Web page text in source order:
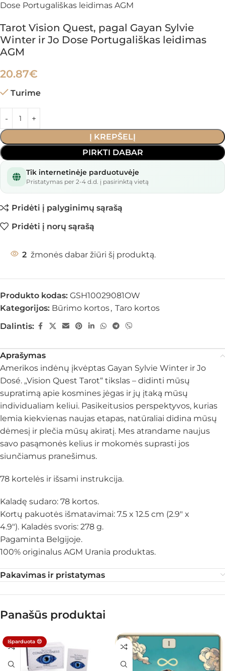
Dose Portugališkas leidimas AGM
Tarot Vision Quest, pagal Gayan Sylvie
Winter ir Jo Dose Portugališkas leidimas
AGM
20.87€
Turime
Į KREPŠELĮ
PIRKTI DABAR
Tik internetinėje parduotuvėje
Pristatymas per 2-4 d.d. į pasirinktą vietą
Pridėti į palyginimų sąrašą
Pridėti į norų sąrašą
2 žmonės dabar žiūri šį produktą.
Produkto kodas: GSH10029081OW
Kategorijos: Būrimo kortos, Taro kortos
Dalintis:
Aprašymas
Amerikos indėnų įkvėptas Gayan Sylvie Winter ir Jo
Dosé. „Vision Quest Tarot“ tikslas – didinti mūsų
supratimą apie kosmines jėgas ir jų įtaką mūsų
individualiam keliui. Pasikeitusios perspektyvos, kurias
lemia kiekvienas naujas etapas, natūraliai didina mūsų
dėmesį ir plečia mūsų akiratį. Mes atrandame naujus
savo pasąmonės kelius ir mokomės suprasti jos
siunčiamus pranešimus.
78 kortelės ir išsami instrukcija.
Kaladę sudaro: 78 kortos.
Kortų pakuotės išmatavimai: 7.5 x 12.5 cm (2.9″ x
4.9″). Kaladės svoris: 278 g.
Pagaminta Belgijoje.
100% originalus AGM Urania produktas.
Pakavimas ir pristatymas
Panašūs produktai
Išparduota 😔